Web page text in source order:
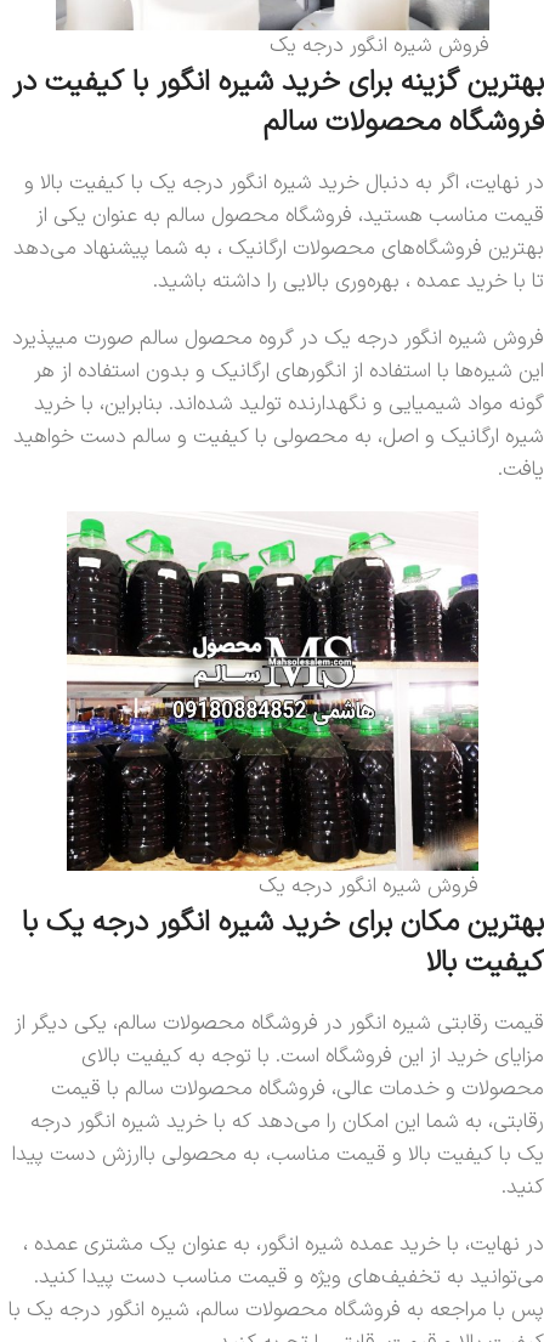
فروش شیره انگور درجه یک
بهترین گزینه برای خرید شیره انگور با کیفیت در
فروشگاه محصولات سالم
در نهایت، اگر به دنبال خرید شیره انگور درجه یک با کیفیت بالا و
قیمت مناسب هستید، فروشگاه محصول سالم به عنوان یکی از
بهترین فروشگاه‌های محصولات ارگانیک ، به شما پیشنهاد می‌دهد
تا با خرید عمده ، بهره‌وری بالایی را داشته باشید.
فروش شیره انگور درجه یک در گروه محصول سالم صورت میپذیرد
این شیره‌ها با استفاده از انگورهای ارگانیک و بدون استفاده از هر
گونه مواد شیمیایی و نگهدارنده تولید شده‌اند. بنابراین، با خرید
شیره ارگانیک و اصل، به محصولی با کیفیت و سالم دست خواهید
یافت.
فروش شیره انگور درجه یک
بهترین مکان برای خرید شیره انگور درجه یک با
کیفیت بالا
قیمت رقابتی شیره انگور در فروشگاه محصولات سالم، یکی دیگر از
مزایای خرید از این فروشگاه است. با توجه به کیفیت بالای
محصولات و خدمات عالی، فروشگاه محصولات سالم با قیمت
رقابتی، به شما این امکان را می‌دهد که با خرید شیره انگور درجه
یک با کیفیت بالا و قیمت مناسب، به محصولی باارزش دست پیدا
کنید.
در نهایت، با خرید عمده شیره انگور، به عنوان یک مشتری عمده ،
می‌توانید به تخفیف‌های ویژه و قیمت مناسب دست پیدا کنید.
پس با مراجعه به فروشگاه محصولات سالم، شیره انگور درجه یک با